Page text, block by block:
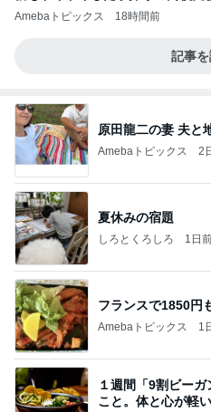
Amebaトピックス 18時間前
記事
原田龍二の妻 夫と
Amebaトピックス 2
夏休みの宿題
しろとくろしろ 1日
フランスで1850円
Amebaトピックス 1
１週間「9割ビー
こと。体と心が軽い